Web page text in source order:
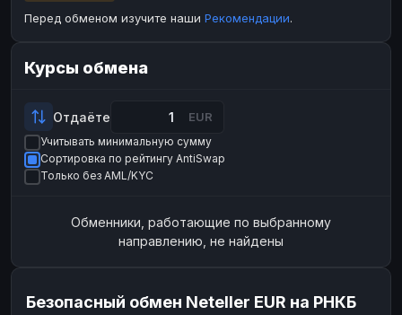
Perfect Money USD
PayPal
Perfect Money
БАЛАНСЫ КРИПТОБИРЖ
ИНТЕРНЕТ БАНКИНГ
RUB
Райффайзен RUB
СБЕР
Райффайзен
Перед обменом изучите наши Рекомендации.
Курсы обмена
Отдаёте EUR
Учитывать минимальную сумму
Сортировка по рейтингу AntiSwap
Только без AML/KYC
Обменники, работающие по выбранному
направлению, не найдены
Безопасный обмен Neteller EUR на РНКБ